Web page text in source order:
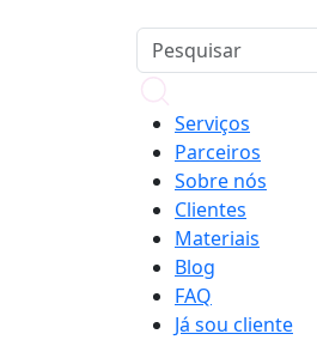
Serviços
Parceiros
Sobre nós
Clientes
Materiais
Blog
FAQ
Já sou cliente